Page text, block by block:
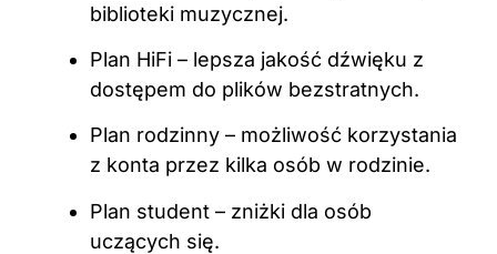
biblioteki muzycznej.
Plan HiFi – lepsza jakość dźwięku z
dostępem do plików bezstratnych.
Plan rodzinny – możliwość korzystania
z konta przez kilka osób w rodzinie.
Plan student – zniżki dla osób
uczących się.